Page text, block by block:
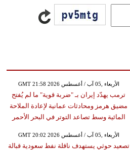
GMT 21:58 2026 الأربعاء ,05 آب / أغسطس
ترمب يهدّد إيران بـ "ضربة قوية" ما لم يُفتح
مضيق هرمز ومحادثات عمانية لإعادة الملاحة
المائية وسط تصاعد التوتر في البحر الأحمر
GMT 20:02 2026 الأربعاء ,05 آب / أغسطس
تصعيد حوثي يستهدف ناقلة نفط سعودية قبالة